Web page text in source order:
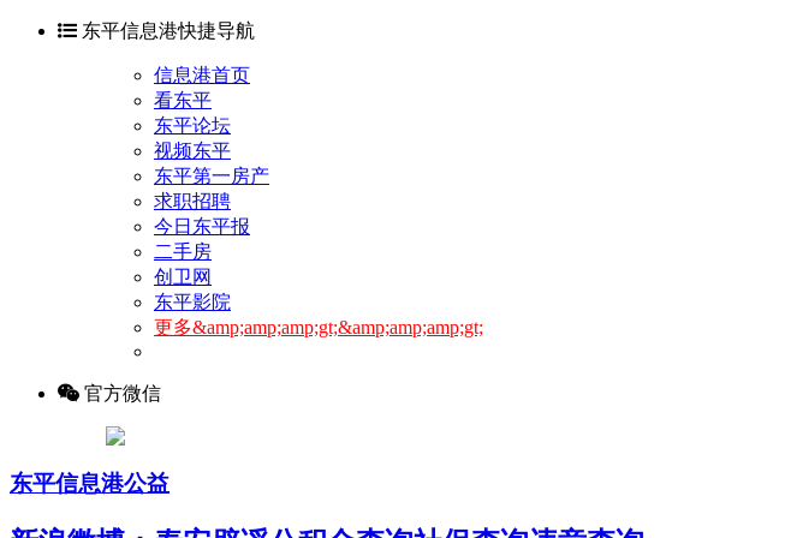
东平信息港快捷导航
信息港首页
看东平
东平论坛
视频东平
东平第一房产
求职招聘
今日东平报
二手房
创卫网
东平影院
更多&amp;amp;amp;gt;&amp;amp;amp;gt;
官方微信
东平信息港公益